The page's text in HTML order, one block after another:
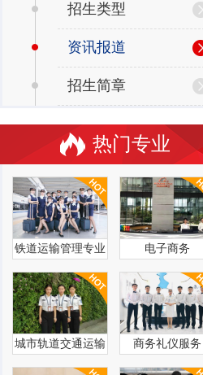
招生类型
资讯报道
招生简章
热门专业
铁道运输管理专业 电子商务
城市轨道交通运输
商务礼仪服务